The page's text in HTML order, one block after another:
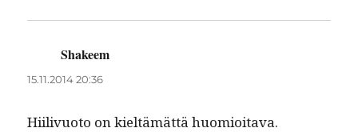
Shakeem
15.11.2014 20:36
Hiilivuo­to on kieltämät­tä huomioita­va.